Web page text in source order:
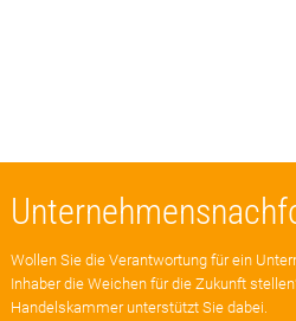
Wollen Sie die Verantwortung für ein
Inhaber die Weichen für die Zukunft
Handelskammer unterstützt Sie dabei.